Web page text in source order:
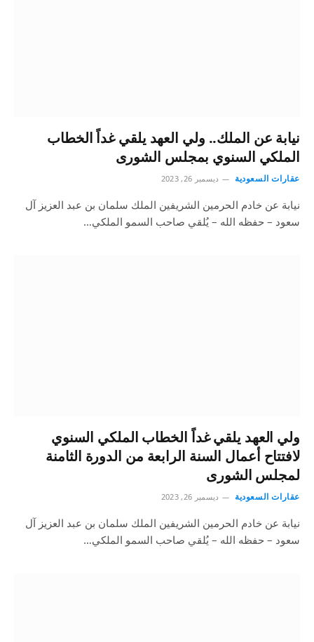
نيابة عن الملك.. ولي العهد يلقي غداً الخطاب
الملكي السنوي بمجلس الشورى
عقارات السعودية ديسمبر 26, 2023
نيابة عن خادم الحرمين الشريفين الملك سلمان بن عبد العزيز آل
سعود – حفظه الله – يُلقي صاحب السمو الملكي…
ولي العهد يلقي غداً الخطاب الملكي السنوي
لافتتاح أعمال السنة الرابعة من الدورة الثامنة
لمجلس الشورى
عقارات السعودية ديسمبر 26, 2023
نيابة عن خادم الحرمين الشريفين الملك سلمان بن عبد العزيز آل
سعود – حفظه الله – يُلقي صاحب السمو الملكي…